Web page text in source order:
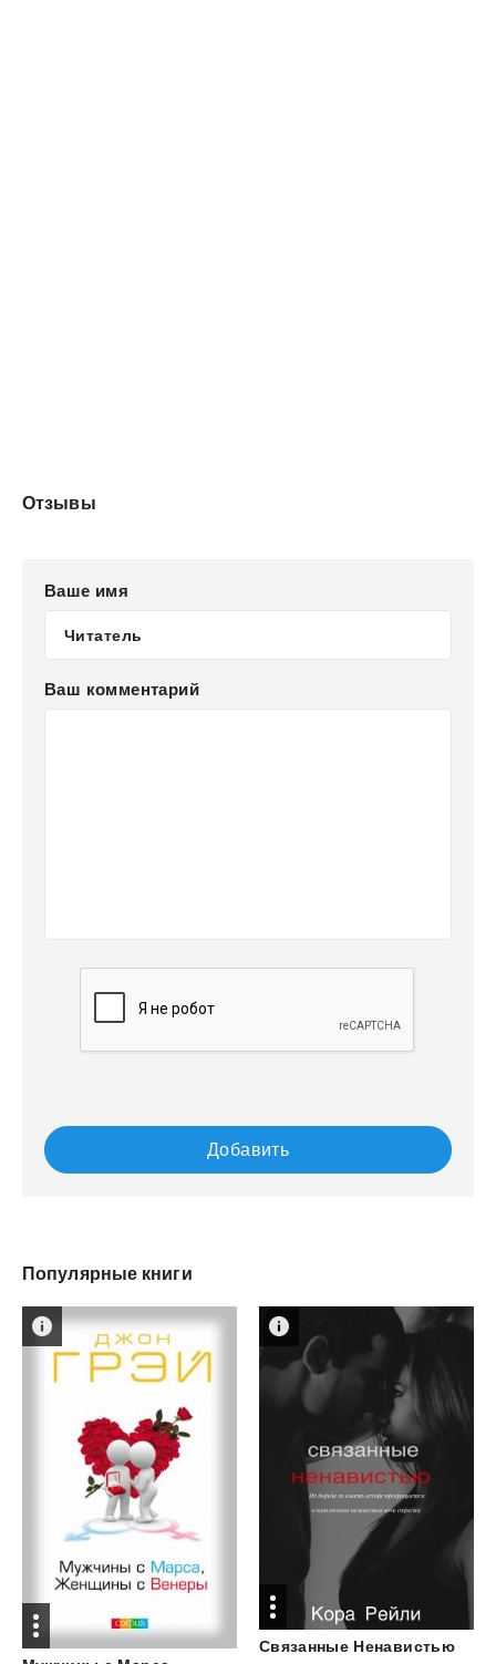
Отзывы
Ваше имя
Ваш комментарий
Добавить
Популярные книги
Связанные Ненавистью